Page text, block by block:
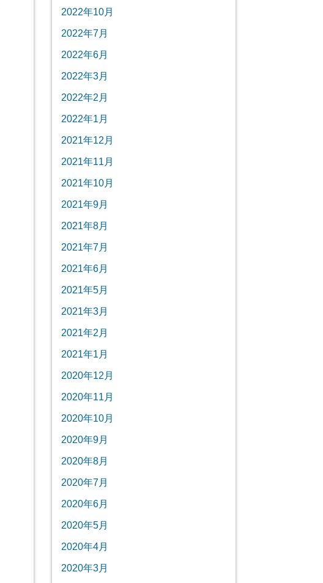
2022年10月
2022年7月
2022年6月
2022年3月
2022年2月
2022年1月
2021年12月
2021年11月
2021年10月
2021年9月
2021年8月
2021年7月
2021年6月
2021年5月
2021年3月
2021年2月
2021年1月
2020年12月
2020年11月
2020年10月
2020年9月
2020年8月
2020年7月
2020年6月
2020年5月
2020年4月
2020年3月